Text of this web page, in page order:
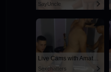
SayUncle
Live Cams with Amateur Men
Sexchatters